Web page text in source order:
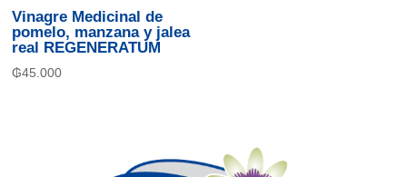
Vinagre Medicinal de
pomelo, manzana y jalea
real REGENERATUM
₲45.000